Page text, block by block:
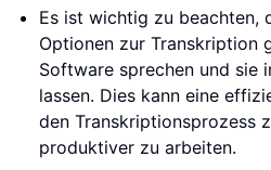
Es ist wichtig zu beachten,
Optionen zur Transkription
Software sprechen und sie
lassen. Dies kann eine
den Transkriptionsprozess
produktiver zu arbeiten.